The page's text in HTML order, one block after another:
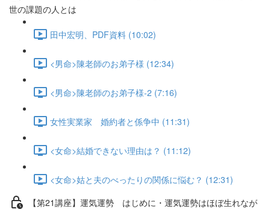
世の課題の人とは
田中宏明、PDF資料 (10:02)
<男命>陳老師のお弟子様 (12:34)
<男命>陳老師のお弟子様-2 (7:16)
女性実業家 婚約者と係争中 (11:31)
<女命>結婚できない理由は？ (11:12)
<女命>姑と夫のべったりの関係に悩む？ (12:31)
【第21講座】運気運勢 はじめに・運気運勢はほぼ生れなが